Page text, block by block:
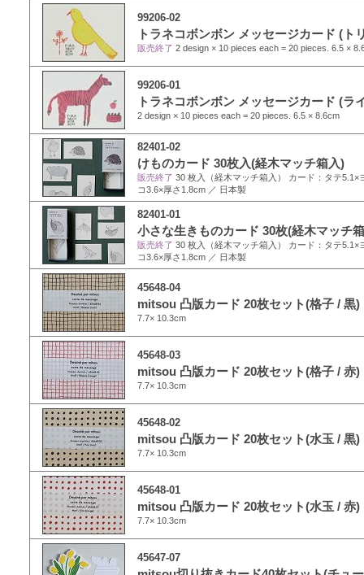
99206-02
トラネコボンボン メッセージカード (ト
販売終了 2 design × 10 pieces each = 20 pieces. 6.5 ×
99206-01
トラネコボンボン メッセージカード (ラ
2 design × 10 pieces each = 20 pieces. 6.5 × 8.6cm
82401-02
けものカード 30枚入(経木マッチ箱入)
販売終了 30 枚入（経木マッチ箱入） カード：タテ5.1×
コ3.6×厚さ1.8cm ／ 日本製
82401-01
小さな生きものカード 30枚(経木マッチ
販売終了 30 枚入（経木マッチ箱入） カード：タテ5.1×
コ3.6×厚さ1.8cm ／ 日本製
45648-04
mitsou 凸版カード 20枚セット(格子 / 黒)
7.7× 10.3cm
45648-03
mitsou 凸版カード 20枚セット(格子 / 赤)
7.7× 10.3cm
45648-02
mitsou 凸版カード 20枚セット(水玉 / 黒)
7.7× 10.3cm
45648-01
mitsou 凸版カード 20枚セット(水玉 / 赤)
7.7× 10.3cm
45647-07